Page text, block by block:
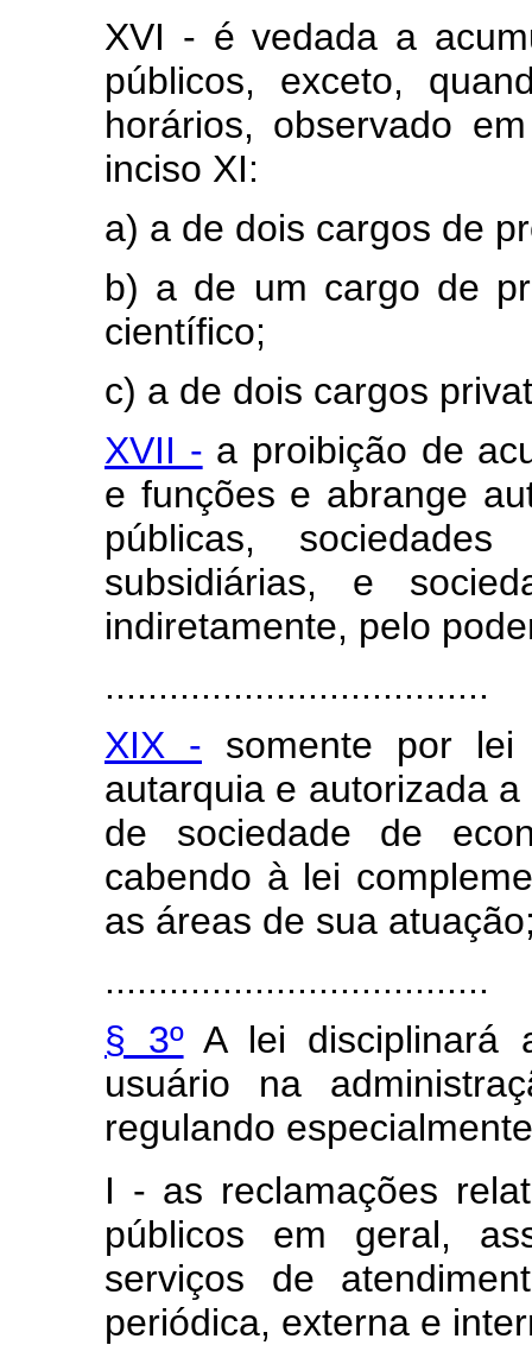
XVI - é vedada a
públicos, exceto,
horários, observado
inciso XI:
a) a de dois cargos de
b) a de um cargo de
científico;
c) a de dois cargos
XVII - a proibição de
e funções e abrange
públicas,
subsidiárias, e
indiretamente, pelo
....................................
XIX - somente por lei
autarquia e autorizada
de sociedade de
cabendo à lei
as áreas de sua
....................................
§ 3ºA lei disciplinará
usuário na
regulando
I - as reclamações
públicos em geral,
serviços de
periódica, externa e